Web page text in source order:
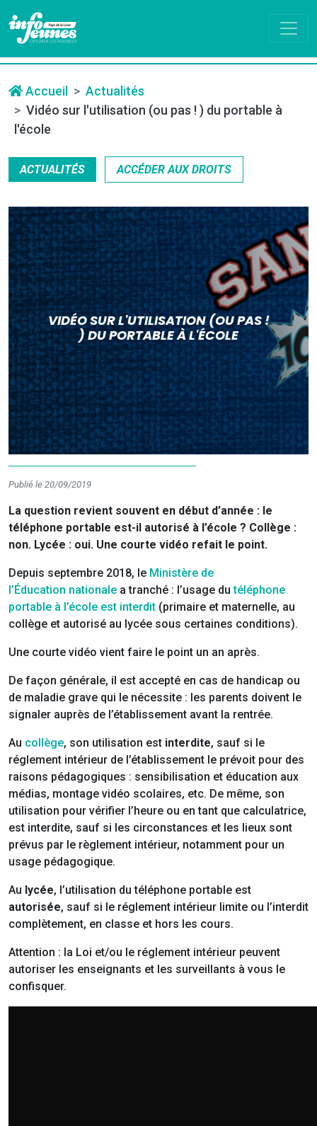
Accueil
Actualités
Vidéo sur l'utilisation (ou pas ! ) du portable à
l'école
ACTUALITÉS ACCÉDER AUX DROITS
VIDÉO SUR L'UTILISATION (OU PAS !
) DU PORTABLE À L'ÉCOLE
Publié le 20/09/2019
La question revient souvent en début d’année : le
téléphone portable est-il autorisé à l’école ? Collège :
non. Lycée : oui. Une courte vidéo refait le point.
Depuis septembre 2018, le Ministère de
l’Éducation nationale a tranché : l’usage dutéléphone
portable à l’école est interdit (primaire et maternelle, au
collège et autorisé au lycée sous certaines conditions).
Une courte vidéo vient faire le point un an après.
De façon générale, il est accepté en cas de handicap ou
de maladie grave qui le nécessite : les parents doivent le
signaler auprès de l’établissement avant la rentrée.
Au collège, son utilisation est interdite, sauf si le
réglement intérieur de l’établissement le prévoit pour des
raisons pédagogiques : sensibilisation et éducation aux
médias, montage vidéo scolaires, etc. De même, son
utilisation pour vérifier l’heure ou en tant que calculatrice,
est interdite, sauf si les circonstances et les lieux sont
prévus par le règlement intérieur, notamment pour un
usage pédagogique.
Au lycée, l’utilisation du téléphone portable est
autorisée, sauf si le réglement intérieur limite ou l’interdit
complètement, en classe et hors les cours.
Attention : la Loi et/ou le réglement intérieur peuvent
autoriser les enseignants et les surveillants à vous le
confisquer.